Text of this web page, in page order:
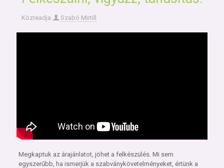
Közreadja Szabó Mirtill
Megkaptuk az árajánlatot, jöhet a felkészülés. Mi sem
egyszerűbb, ha ismerjük a szabványkövetelményeket, értünk a